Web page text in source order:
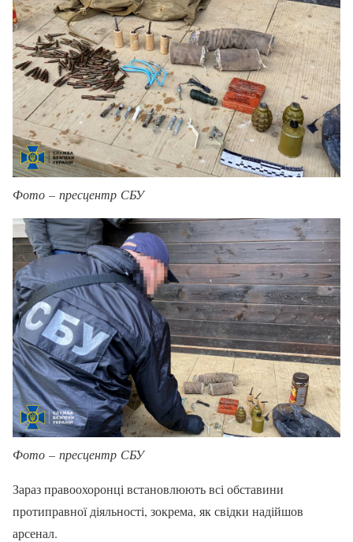
Фото – пресцентр СБУ
Фото – пресцентр СБУ
Зараз правоохоронці встановлюють всі обставини
протиправної діяльності, зокрема, як свідки надійшов
арсенал.